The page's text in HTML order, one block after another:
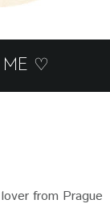
ME ♡
from Prague